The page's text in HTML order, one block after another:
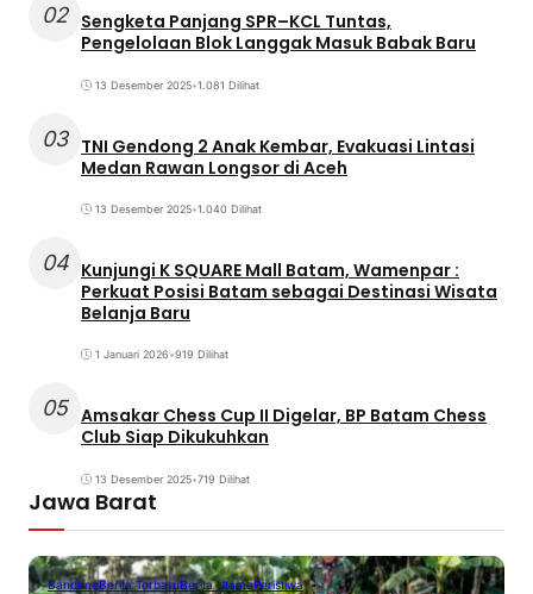
02 Sengketa Panjang SPR–KCL Tuntas,
Pengelolaan Blok Langgak Masuk Babak Baru
13 Desember 2025•1.081 Dilihat
03 TNI Gendong 2 Anak Kembar, Evakuasi Lintasi
Medan Rawan Longsor di Aceh
13 Desember 2025•1.040 Dilihat
04 Kunjungi K SQUARE Mall Batam, Wamenpar :
Perkuat Posisi Batam sebagai Destinasi Wisata
Belanja Baru
1 Januari 2026•919 Dilihat
05 Amsakar Chess Cup II Digelar, BP Batam Chess
Club Siap Dikukuhkan
13 Desember 2025•719 Dilihat
Jawa Barat
BandungBerita TerbaruBerita UtamaPeristiwa